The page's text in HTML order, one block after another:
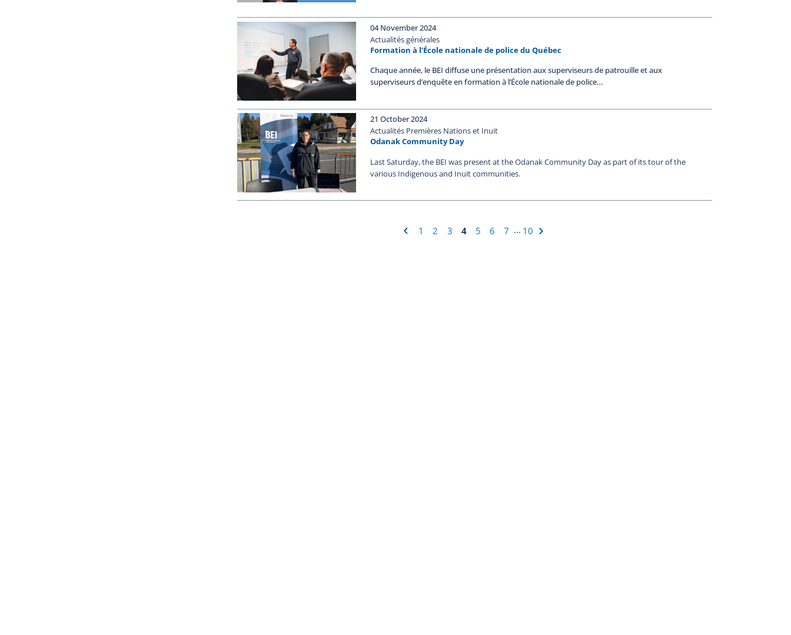
04 November 2024
Actualités générales
Formation à l’École nationale de police du Québec
Chaque année, le BEI diffuse une présentation aux superviseurs de patrouille et aux
superviseurs d’enquête en formation à l’École nationale de police…
21 October 2024
Actualités Premières Nations et Inuit
Odanak Community Day
Last Saturday, the BEI was present at the Odanak Community Day as part of its tour of the
various Indigenous and Inuit communities.
‹ 1 2 3 4 5 6 7 … 10 ›